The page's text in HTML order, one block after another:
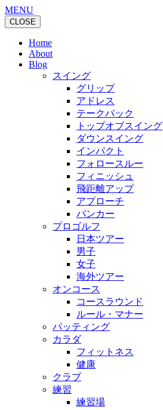
MENU
CLOSE
Home
About
Blog
スイング
グリップ
アドレス
テークバック
トップオブスイング
ダウンスイング
インパクト
フォロースルー
フィニッシュ
飛距離アップ
アプローチ
バンカー
プロゴルフ
日本ツアー
男子
女子
海外ツアー
オンコース
コースラウンド
ルール・マナー
パッティング
カラダ
フィットネス
健康
クラブ
練習
練習場